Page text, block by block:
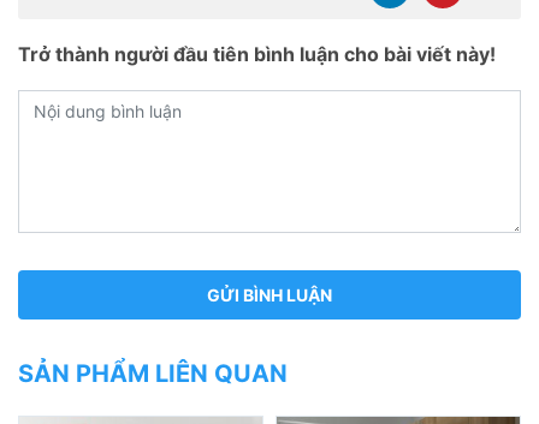
Trở thành người đầu tiên bình luận cho bài viết này!
SẢN PHẨM LIÊN QUAN